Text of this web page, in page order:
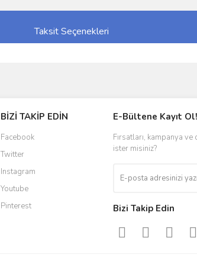
Taksit Seçenekleri
BİZİ TAKİP EDİN
Facebook
Twitter
Instagram
Youtube
Pinterest
E-Bültene Kayıt Ol!
Fırsatları, kampanya
ister misiniz?
Bizi Takip Edin